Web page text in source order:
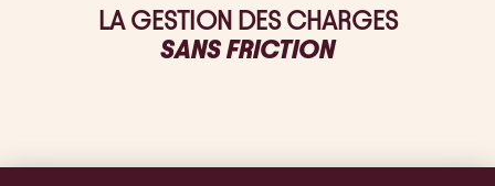
LA GESTION DES CHARGES
SANS FRICTION